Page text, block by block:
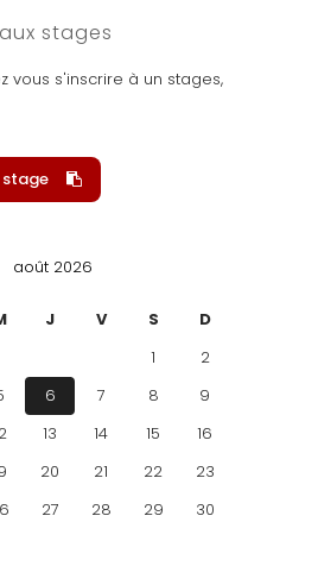
stages
vous s'inscrire à un stages,
stage
août 2026
J V S
D
1
2
6 7 8
9
13 14 15
16
20 21 22
23
27 28 29
30